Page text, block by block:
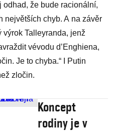
že bude racionální,
největších chyb. A na závěr
Talleyranda, jenž
vévodu d’Enghiena,
Je to chyba.“ I Putin
zločin.
Koncept
rodiny je v